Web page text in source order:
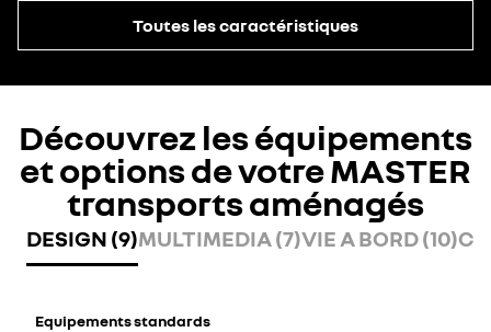
Toutes les caractéristiques
Découvrez les équipements
et options de votre MASTER
transports aménagés
DESIGN (9)MULTIMEDIA (7)VIE A BORD (10)
Equipements standards